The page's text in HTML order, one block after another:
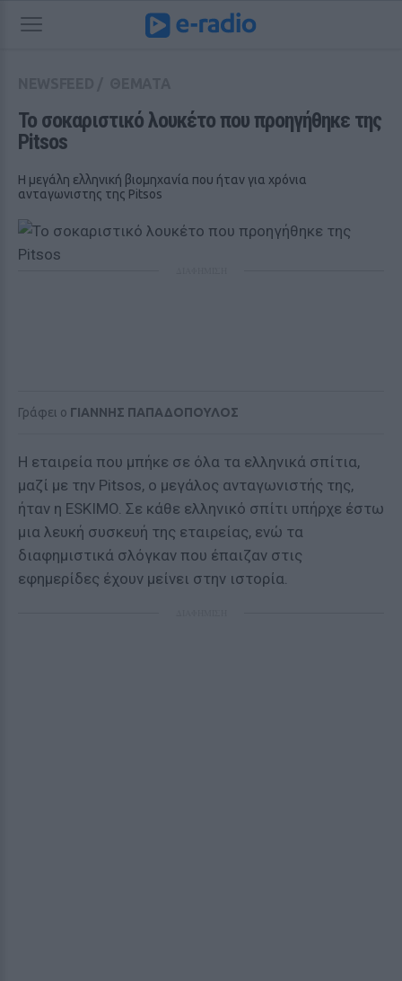
Το σοκαριστικό λουκέτο που προηγήθηκε της
Pitsos
H μεγάλη ελληνική βιομηχανία που ήταν για χρόνια
ανταγωνιστης της Pitsos
Γράφει ο ΓΙΑΝΝΗΣ ΠΑΠΑΔΟΠΟΥΛΟΣ
Η εταιρεία που μπήκε σε όλα τα ελληνικά σπίτια,
μαζί με την Pitsos, ο μεγάλος ανταγωνιστής της,
ήταν η ESKIMO. Σε κάθε ελληνικό σπίτι υπήρχε έστω
μια λευκή συσκευή της εταιρείας, ενώ τα
διαφημιστικά σλόγκαν που έπαιζαν στις
εφημερίδες έχουν μείνει στην ιστορία.